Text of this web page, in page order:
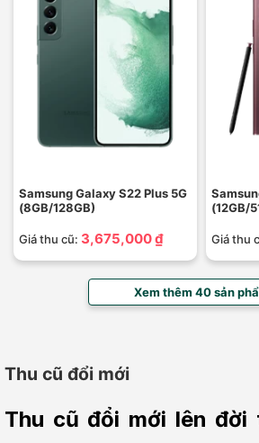
Samsung Galaxy S22 Plus 5G
(8GB/128GB)
Giá thu cũ: 3,675,000 ₫
(12GB/
Giá thu
Xem thêm 40 sản
Thu cũ đổi mới
Thu cũ đổi mới lên đời